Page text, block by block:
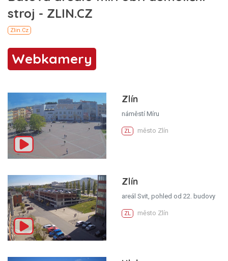
Webkamery
Zlín
náměstí Míru
ZL město Zlín
Zlín
areál Svit, pohled od 22. budovy
ZL město Zlín